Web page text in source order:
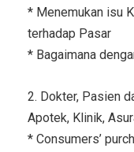
* Menemukan isu
terhadap Pasar
* Bagaimana
2. Dokter, Pasien
Apotek, Klinik,
* Consumers’